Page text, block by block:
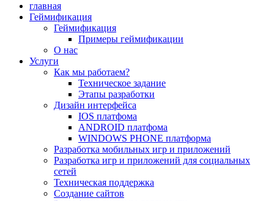
главная
Геймификация
Геймификация
Примеры геймификации
О нас
Услуги
Как мы работаем?
Техническое задание
Этапы разработки
Дизайн интерфейса
IOS платфома
ANDROID платфома
WINDOWS PHONE платформа
Разработка мобильных игр и приложений
Разработка игр и приложений для социальных
сетей
Техническая поддержка
Создание сайтов